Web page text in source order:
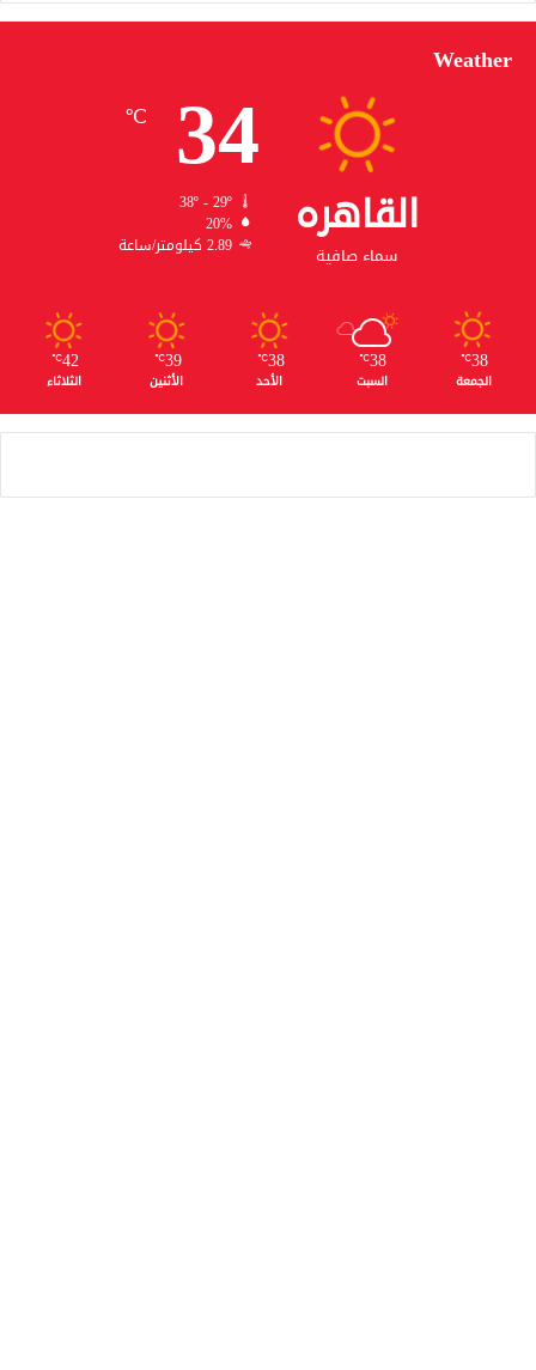
Weather
القاهره
سماء صافية
34
℃
38º - 29º
20%
2.89 كيلومتر/ساعة
38
℃
الجمعة
38
℃
السبت
38
℃
الأحد
39
℃
الأثنين
42
℃
الثلاثاء